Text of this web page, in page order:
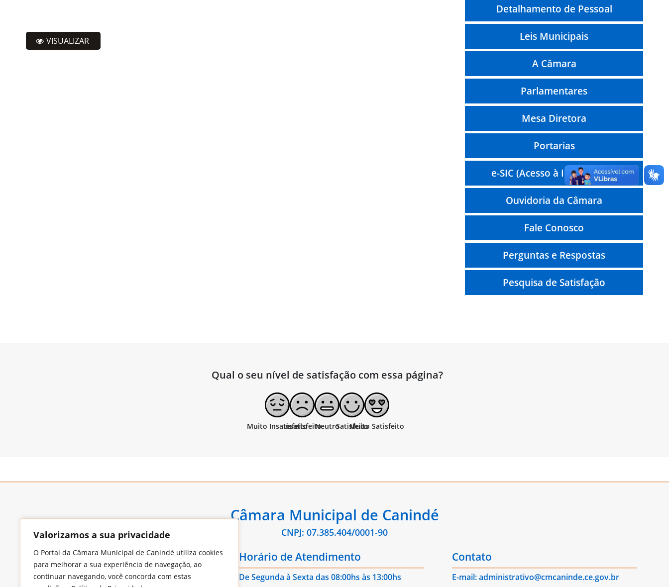
Valorizamos a sua privacidade
O Portal da Câmara Municipal de Canindé utiliza cookies
para melhorar a sua experiência de navegação, ao
continuar navegando, você concorda com estas
VISUALIZAR
Detalhamento de Pessoal
Leis Municipais
A Câmara
Parlamentares
Mesa Diretora
Portarias
e-SIC (Acesso à Informação)
Ouvidoria da Câmara
Fale Conosco
Perguntas e Respostas
Pesquisa de Satisfação
Qual o seu nível de satisfação com essa página?
Câmara Municipal de Canindé
CNPJ: 07.385.404/0001-90
Endereço
Largo Francisco Xavier de Medeiros, S/N,
Horário de Atendimento
De Segunda à Sexta das 08:00hs às 13:00hs
Contato
E-mail: administrativo@cmcaninde.ce.gov.br